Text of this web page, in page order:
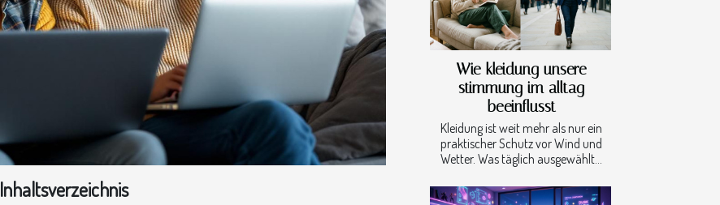
Inhaltsverzeichnis
Wie kleidung unsere
stimmung im alltag
beeinflusst
Kleidung ist weit mehr als nur ein
praktischer Schutz vor Wind und
Wetter. Was täglich ausgewählt...